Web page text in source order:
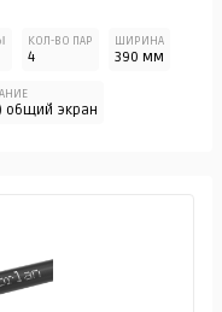
КОЛ-ВО ПАР
4
ШИРИНА
390 мм
общий экран